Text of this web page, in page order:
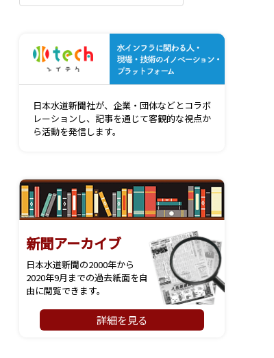
日本水道新聞社が、企業・団体などとコラボ
レーションし、記事を通じて客観的な視点か
ら活動を発信します。
新聞アーカイブ
日本水道新聞の2000年から
2020年9月までの過去紙面を自
由に閲覧できます。
詳細を見る